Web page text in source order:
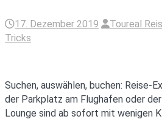
17. Dezember 2019 Toureal
Tricks
Suchen, auswählen, buchen: Reise-
der Parkplatz am Flughafen oder
Lounge sind ab sofort mit wenigen